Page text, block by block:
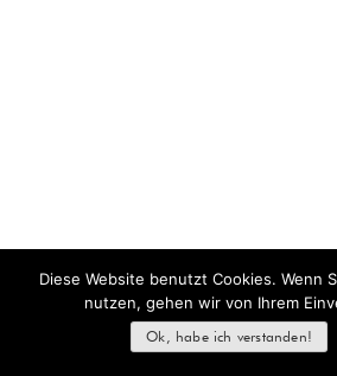
Diese Website benutzt Cookies. Wenn
nutzen, gehen wir von Ihrem
Ok, habe ich verstanden!